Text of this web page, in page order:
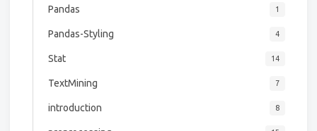
Pandas 1
Pandas-Styling 4
Stat 14
TextMining 7
introduction 8